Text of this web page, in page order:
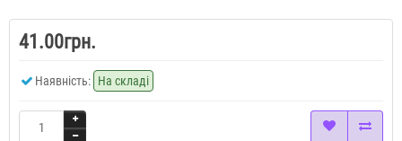
41.00грн.
Наявність: На складі